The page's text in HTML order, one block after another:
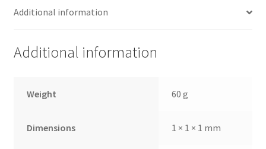
Additional information
Additional information
Weight 60 g
Dimensions 1 × 1 × 1 mm